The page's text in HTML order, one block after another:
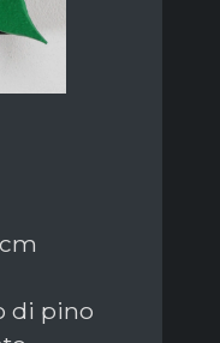
di pino